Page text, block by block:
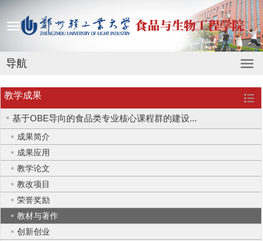
导航
教学成果
基于OBE导向的食品类专业核心课程群的建设...
成果简介
成果应用
教学论文
教改项目
荣誉奖励
教材与著作
创新创业